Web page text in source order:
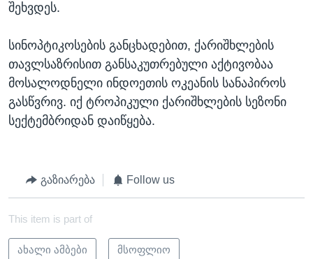
შეხვდეს.
სინოპტიკოსების განცხადებით, ქარიშხლების
თავლსაზრისით განსაკუთრებული აქტივობაა
მოსალოდნელი ინდოეთის ოკეანის სანაპიროს
გასწვრივ. იქ ტროპიკული ქარიშხლების სეზონი
სექტემბრიდან დაიწყება.
გაზიარება Follow us
This item is part of
ახალი ამბები მსოფლიო